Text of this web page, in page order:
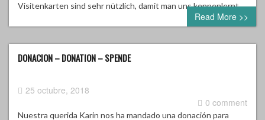
Visitenkarten sind sehr nützlich, damit man uns kennenlernt….
Read More >>
DONACION – DONATION – SPENDE
25 octubre, 2018
0 comment
Nuestra querida Karin nos ha mandado una donación para